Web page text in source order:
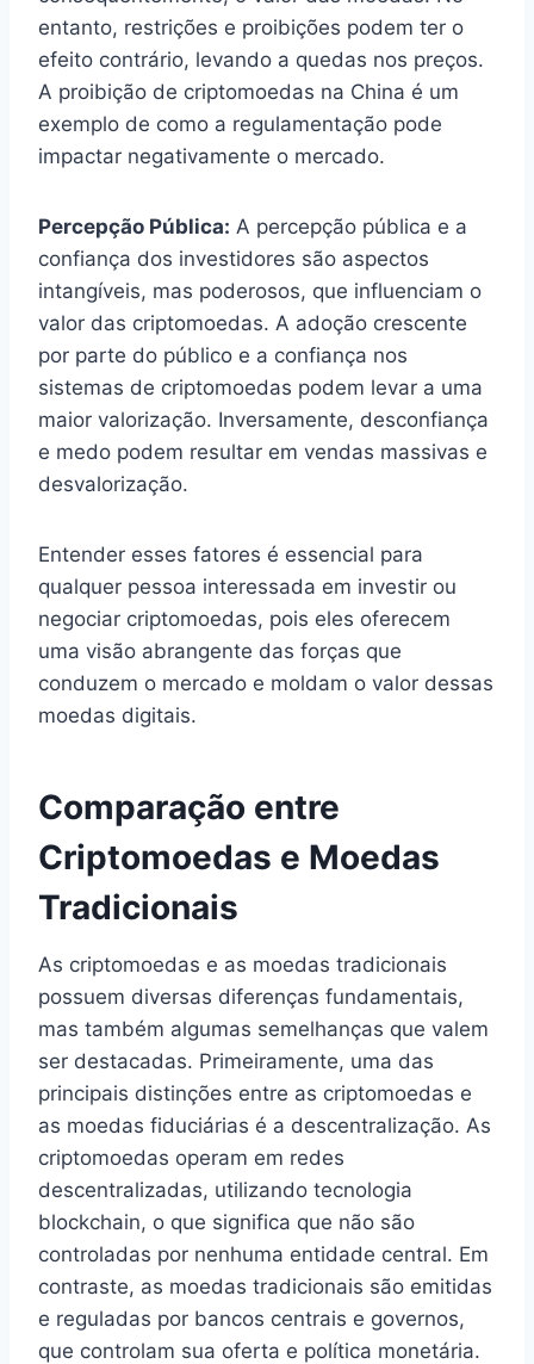
entanto, restrições e proibições podem ter o
efeito contrário, levando a quedas nos preços.
A proibição de criptomoedas na China é um
exemplo de como a regulamentação pode
impactar negativamente o mercado.
Percepção Pública: A percepção pública e a
confiança dos investidores são aspectos
intangíveis, mas poderosos, que influenciam o
valor das criptomoedas. A adoção crescente
por parte do público e a confiança nos
sistemas de criptomoedas podem levar a uma
maior valorização. Inversamente, desconfiança
e medo podem resultar em vendas massivas e
desvalorização.
Entender esses fatores é essencial para
qualquer pessoa interessada em investir ou
negociar criptomoedas, pois eles oferecem
uma visão abrangente das forças que
conduzem o mercado e moldam o valor dessas
moedas digitais.
Comparação entre
Criptomoedas e Moedas
Tradicionais
As criptomoedas e as moedas tradicionais
possuem diversas diferenças fundamentais,
mas também algumas semelhanças que valem
ser destacadas. Primeiramente, uma das
principais distinções entre as criptomoedas e
as moedas fiduciárias é a descentralização. As
criptomoedas operam em redes
descentralizadas, utilizando tecnologia
blockchain, o que significa que não são
controladas por nenhuma entidade central. Em
contraste, as moedas tradicionais são emitidas
e reguladas por bancos centrais e governos,
que controlam sua oferta e política monetária.